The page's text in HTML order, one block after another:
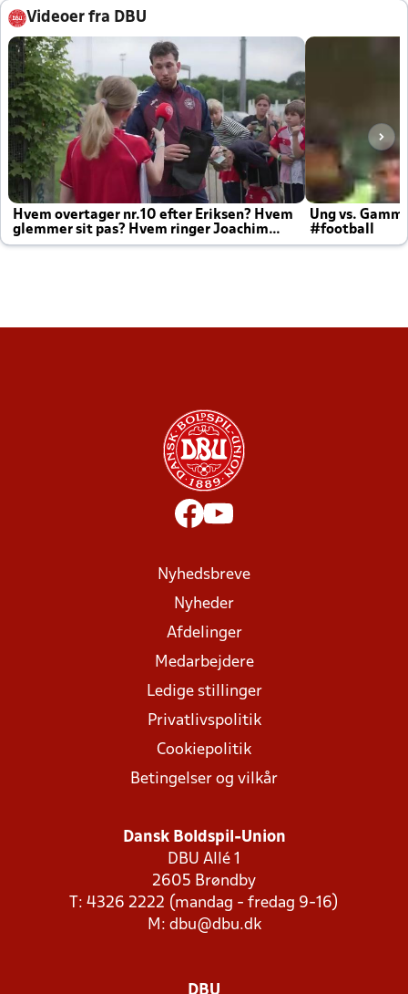
Videoer fra DBU
Hvem overtager nr.10 efter Eriksen? Hvem
glemmer sit pas? Hvem ringer Joachim
altid til efter kampe?
Ung vs.
#football
Nyhedsbreve
Nyheder
Afdelinger
Medarbejdere
Ledige stillinger
Privatlivspolitik
Cookiepolitik
Betingelser og vilkår
Dansk Boldspil-Union
DBU Allé 1
2605 Brøndby
T: 4326 2222 (mandag - fredag 9-16)
M: dbu@dbu.dk